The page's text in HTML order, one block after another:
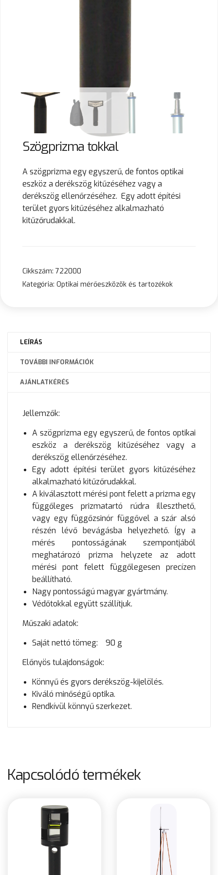
Szögprizma tokkal
A szögprizma egy egyszerű, de fontos optikai
eszköz a derékszög kitűzéséhez vagy a
derékszög ellenőrzéséhez. Egy adott építési
terület gyors kitűzéséhez alkalmazható
kitűzőrudakkal.
Cikkszám: 722000
Kategória: Optikai mérőeszközök és tartozékok
LEÍRÁS
TOVÁBBI INFORMÁCIÓK
AJÁNLATKÉRÉS
Jellemzők:
A szögprizma egy egyszerű, de fontos optikai
eszköz a derékszög kitűzéséhez vagy a
derékszög ellenőrzéséhez.
Egy adott építési terület gyors kitűzéséhez
alkalmazható kitűzőrudakkal.
A kiválasztott mérési pont felett a prizma egy
függőleges prizmatartó rúdra illeszthető,
vagy egy függőzsinór függővel a szár alsó
részén lévő bevágásba helyezhető. Így a
mérés pontosságának szempontjából
meghatározó prizma helyzete az adott
mérési pont felett függőlegesen precízen
beállítható.
Nagy pontosságú magyar gyártmány.
Védőtokkal együtt szállítjuk.
Műszaki adatok:
Saját nettó tömeg: 90 g
Előnyös tulajdonságok:
Könnyű és gyors derékszög-kijelölés.
Kiváló minőségű optika.
Rendkívül könnyű szerkezet.
Kapcsolódó termékek